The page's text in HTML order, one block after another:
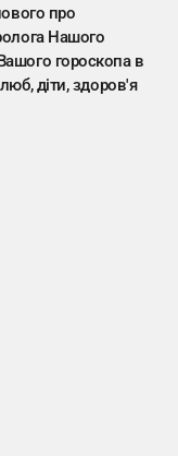
про
Нашого
гороскопа в
діти, здоров'я